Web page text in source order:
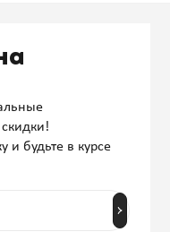
и будьте в курсе